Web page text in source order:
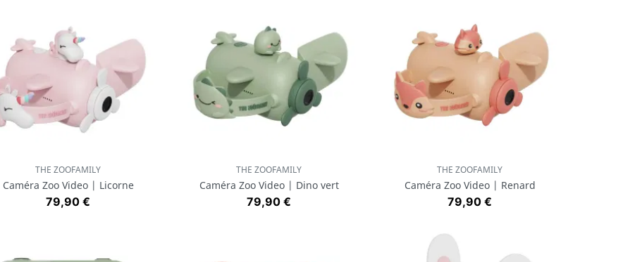
 Aperçu rapide
THE ZOOFAMILY
Caméra Zoo Video | Licorne
Prix
79,90 €
 Aperçu rapide
THE ZOOFAMILY
Caméra Zoo Video | Dino vert
Prix
79,90 €
 Aperçu rapide
THE ZOOFAMILY
Caméra Zoo Video | Renard
Prix
79,90 €